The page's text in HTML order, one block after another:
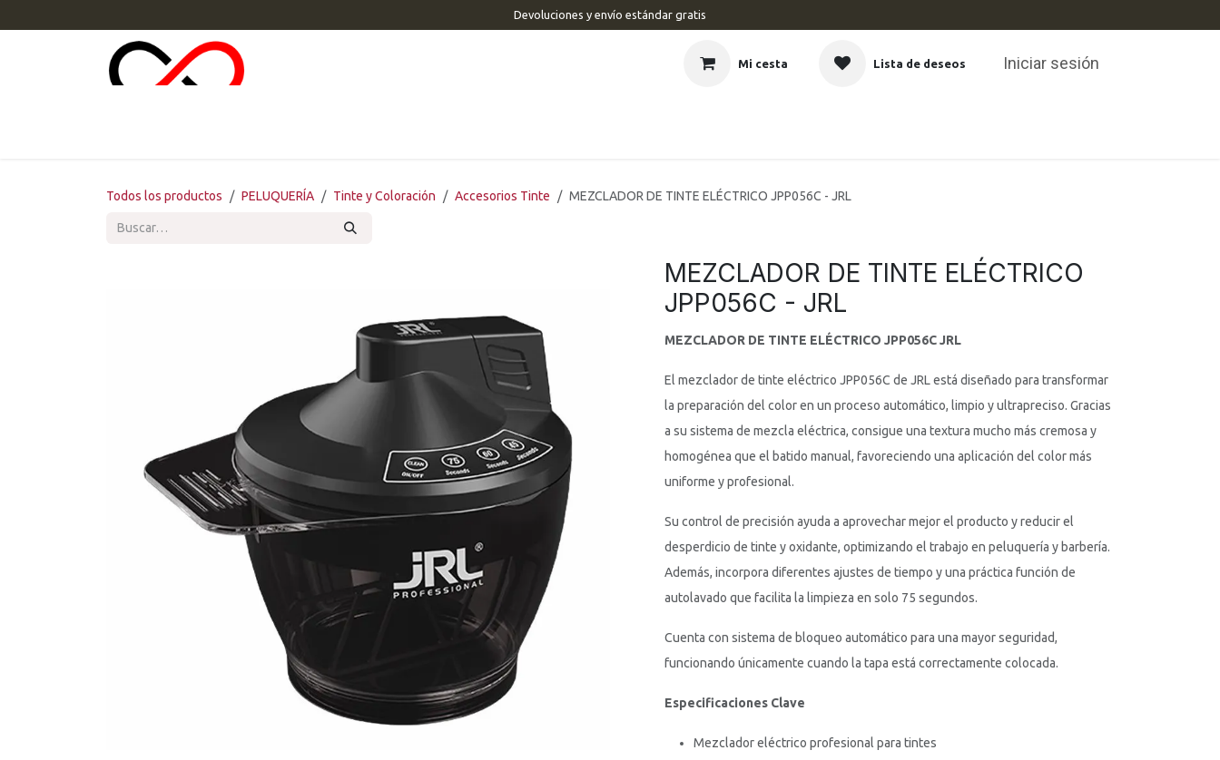
Devoluciones y envío estándar gratis
Mi cesta Lista de deseos Iniciar sesión
Todos los productos PELUQUERÍA Tinte y Coloración Accesorios Tinte MEZCLADOR DE TINTE ELÉCTRICO JPP056C - JRL
MEZCLADOR DE TINTE ELÉCTRICO
JPP056C - JRL
MEZCLADOR DE TINTE ELÉCTRICO JPP056C JRL
El mezclador de tinte eléctrico JPP056C de JRL está diseñado para transformar
la preparación del color en un proceso automático, limpio y ultrapreciso. Gracias
a su sistema de mezcla eléctrica, consigue una textura mucho más cremosa y
homogénea que el batido manual, favoreciendo una aplicación del color más
uniforme y profesional.
Su control de precisión ayuda a aprovechar mejor el producto y reducir el
desperdicio de tinte y oxidante, optimizando el trabajo en peluquería y barbería.
Además, incorpora diferentes ajustes de tiempo y una práctica función de
autolavado que facilita la limpieza en solo 75 segundos.
Cuenta con sistema de bloqueo automático para una mayor seguridad,
funcionando únicamente cuando la tapa está correctamente colocada.
Especificaciones Clave
Mezclador eléctrico profesional para tintes